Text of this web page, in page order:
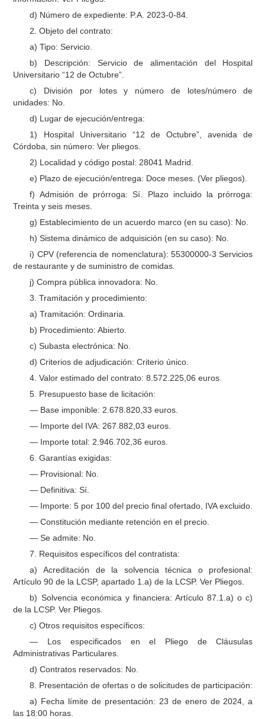
d) Número de expediente: P.A. 2023-0-84.
2. Objeto del contrato:
a) Tipo: Servicio.
b) Descripción: Servicio de alimentación del Hospital
Universitario “12 de Octubre”.
c) División por lotes y número de lotes/número de
unidades: No.
d) Lugar de ejecución/entrega:
1) Hospital Universitario “12 de Octubre”, avenida de
Córdoba, sin número: Ver pliegos.
2) Localidad y código postal: 28041 Madrid.
e) Plazo de ejecución/entrega: Doce meses. (Ver pliegos).
f) Admisión de prórroga: Sí. Plazo incluido la prórroga:
Treinta y seis meses.
g) Establecimiento de un acuerdo marco (en su caso): No.
h) Sistema dinámico de adquisición (en su caso): No.
i) CPV (referencia de nomenclatura): 55300000-3 Servicios
de restaurante y de suministro de comidas.
j) Compra pública innovadora: No.
3. Tramitación y procedimiento:
a) Tramitación: Ordinaria.
b) Procedimiento: Abierto.
c) Subasta electrónica: No.
d) Criterios de adjudicación: Criterio único.
4. Valor estimado del contrato: 8.572.225,06 euros.
5. Presupuesto base de licitación:
— Base imponible: 2.678.820,33 euros.
— Importe del IVA: 267.882,03 euros.
— Importe total: 2.946.702,36 euros.
6. Garantías exigidas:
— Provisional: No.
— Definitiva: Sí.
— Importe: 5 por 100 del precio final ofertado, IVA excluido.
— Constitución mediante retención en el precio.
— Se admite: No.
7. Requisitos específicos del contratista:
a) Acreditación de la solvencia técnica o profesional:
Artículo 90 de la LCSP, apartado 1.a) de la LCSP. Ver Pliegos.
b) Solvencia económica y financiera: Artículo 87.1.a) o c)
de la LCSP. Ver Pliegos.
c) Otros requisitos específicos:
— Los especificados en el Pliego de Cláusulas
Administrativas Particulares.
d) Contratos reservados: No.
8. Presentación de ofertas o de solicitudes de participación:
a) Fecha límite de presentación: 23 de enero de 2024, a
las 18:00 horas.